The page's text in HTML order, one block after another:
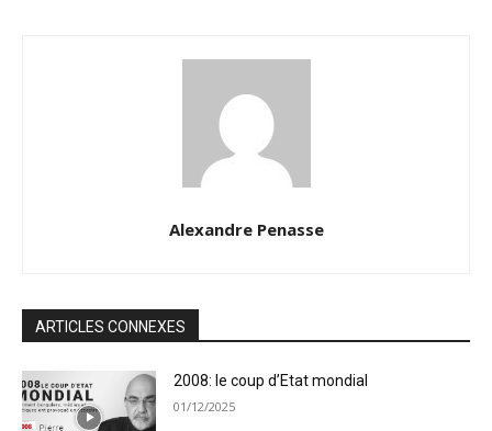
Alexandre Penasse
ARTICLES CONNEXES
2008: le coup d’Etat mondial
01/12/2025